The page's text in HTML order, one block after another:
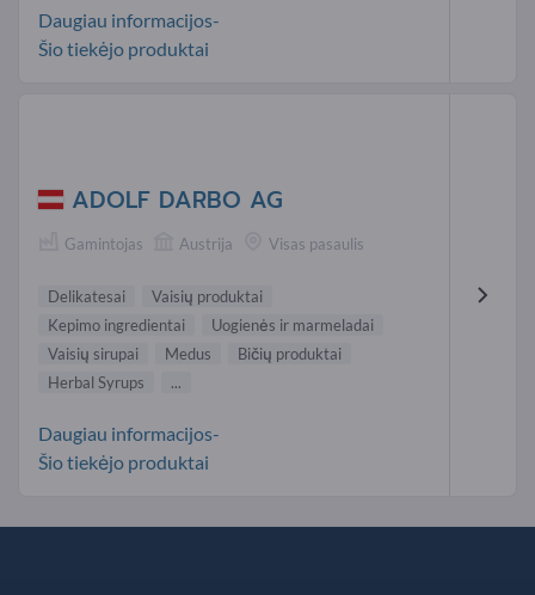
Daugiau informacijos-
Šio tiekėjo produktai
ADOLF DARBO AG
Gamintojas Austrija Visas pasaulis
Delikatesai
Vaisių produktai
Kepimo ingredientai
Uogienės ir marmeladai
Vaisių sirupai
Medus
Bičių produktai
Herbal Syrups
...
Daugiau informacijos-
Šio tiekėjo produktai